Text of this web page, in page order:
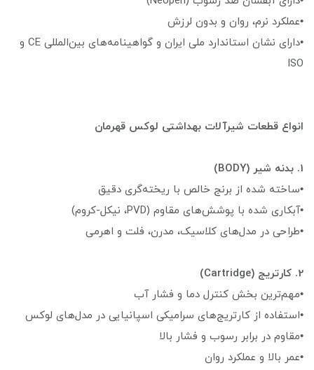
•عملکرد نرم، روان و بدون لرزش
•دارای نشان استاندارد ملی ایران و گواهینامه‌های بین‌المللی CE و
ISO
انواع قطعات شیرآلات بهداشتی لوکس قهرمان
1. بدنه شیر (BODY)
•ساخته شده از برنج خالص با ریخته‌گری دقیق
•آبکاری شده با پوشش‌های مقاوم (PVD، نیکل-کروم)
•طراحی در مدل‌های کلاسیک، مدرن، فلت و اهرمی
2. کارتریج (Cartridge)
•مهم‌ترین بخش کنترل دما و فشار آب
•استفاده از کارتریج‌های سرامیکی اسپانیایی در مدل‌های لوکس
•مقاوم در برابر رسوب و فشار بالا
•عمر بالا و عملکرد روان